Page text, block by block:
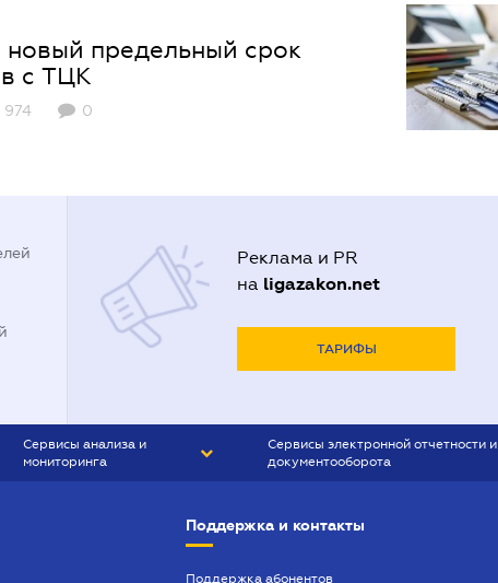
новый предельный срок
c ТЦК
974 0
Реклама и PR
на ligazakon.net
ТАРИФЫ
Сервисы анализа и
мониторинга
Сервисы электронной отчетности и
документооборота
Поддержка и контакты
Поддержка абонентов